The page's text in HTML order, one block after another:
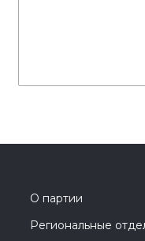
О партии
Региональные